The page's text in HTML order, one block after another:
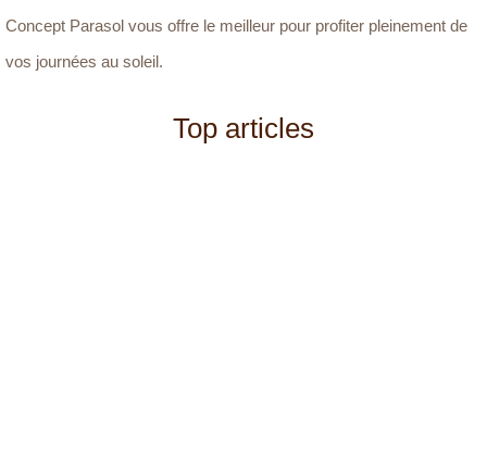
Concept Parasol vous offre le meilleur pour profiter pleinement de
vos journées au soleil.
Top articles